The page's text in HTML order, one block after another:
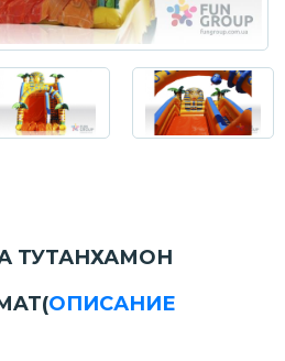
ТУТАНХАМОН
(ОПИСАНИЕ